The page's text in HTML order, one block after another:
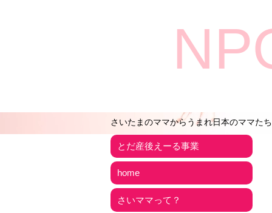
さいたまのママからうまれ日本のママた
とだ産後えーる事業
home
さいママって？